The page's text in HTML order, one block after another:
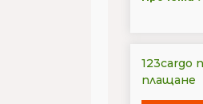
123cargo
плащане